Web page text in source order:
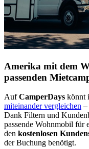
Amerika mit dem
passenden
AufCamperDays könnt
miteinander vergleichen –
Dank Filtern und
passende Wohnmobil für
den kostenlosen
der Buchung benötigt.